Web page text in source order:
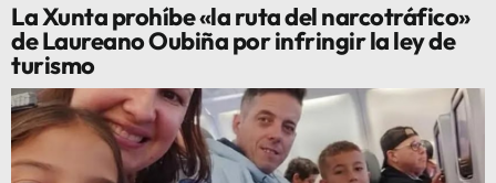
La Xunta prohíbe «la ruta del narcotráfico»
de Laureano Oubiña por infringir la ley de
turismo